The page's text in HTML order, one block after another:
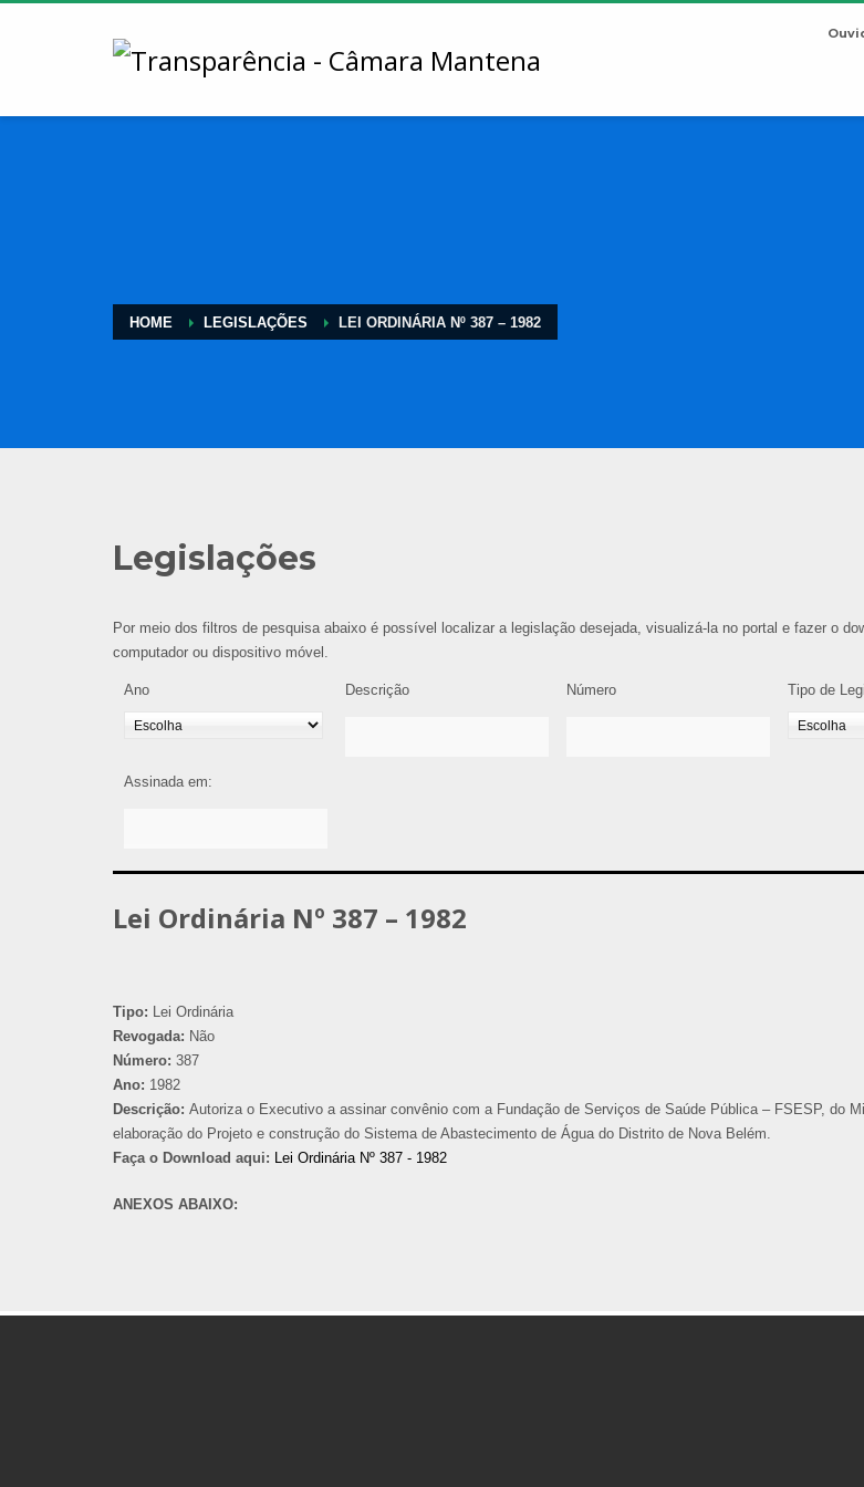
HOME LEGISLAÇÕES LEI ORDINÁRIA Nº 387 – 1982
Legislações
Por meio dos filtros de pesquisa abaixo é possível localizar a legislação desejada, visualizá-la no portal e fazer o
computador ou dispositivo móvel.
Ano Descrição Número Tipo de
Assinada em:
Lei Ordinária Nº 387 – 1982
Tipo: Lei Ordinária
Revogada: Não
Número: 387
Ano: 1982
Descrição: Autoriza o Executivo a assinar convênio com a Fundação de Serviços de Saúde Pública – FSESP, do
elaboração do Projeto e construção do Sistema de Abastecimento de Água do Distrito de Nova Belém.
Faça o Download aqui: Lei Ordinária Nº 387 - 1982
ANEXOS ABAIXO: